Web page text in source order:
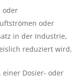
oder
oder
in der Industrie,
reduziert wird,
einer Dosier- oder